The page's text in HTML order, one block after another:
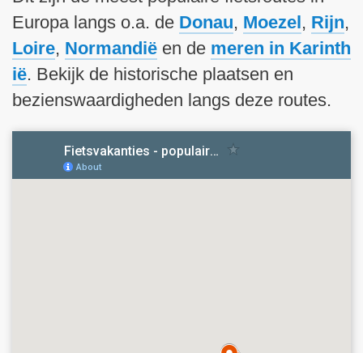
Europa langs o.a. de Donau, Moezel , Rijn,
Loire, Normandië en de meren in Karinth
ië. Bekijk de historische plaatsen en
bezienswaardigheden langs deze routes.